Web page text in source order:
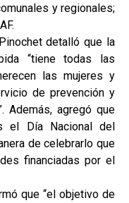
y regionales;
detalló que la
“tiene todas las
las mujeres y
de prevención y
Además, agregó que
el Día Nacional del
de celebrarlo que
financiadas por el
que “el objetivo de